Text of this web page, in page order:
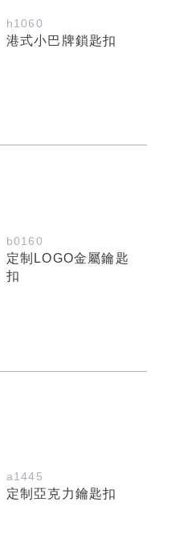
h1060
港式小巴牌鎖匙扣
b0160
定制LOGO金屬鑰匙
扣
a1445
定制亞克力鑰匙扣